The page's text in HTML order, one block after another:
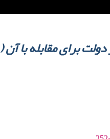
با آن (1320-1324ش)